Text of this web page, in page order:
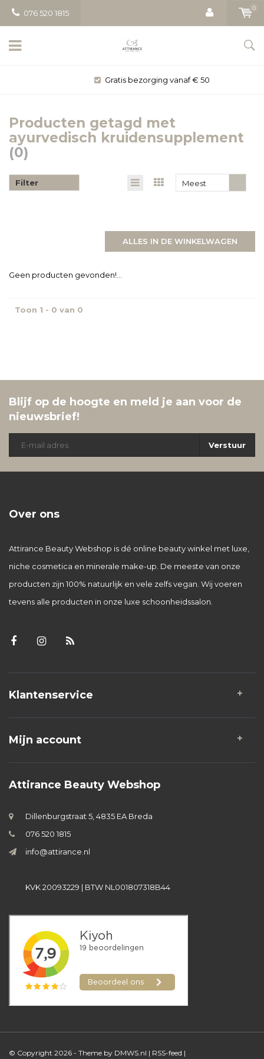
076 520 1815
0
Gratis bezorging vanaf € 50
Producten getagd met
ayurvedisch kruidensupplement
(0)
Filter
Meest
ALLES IN DE WINKELWAGEN
Geen producten gevonden!...
Toon 1 - 0 van 0
Blijf op de hoogte en meld je aan voor de
nieuwsbrief!
Verstuur
Over ons
Attirance Beauty Webshop is dé online beauty winkel met luxe,
niche cosmetica en minerale make-up. De meeste van onze
producten zijn 100% natuurlijk en vele zelfs vegan. Wij voeren
tevens alle producten in onze luxe schoonheidssalon.
Klantenservice
Mijn account
Attirance Beauty Webshop
Dillenburgstraat 5, 4835 EA Breda
076 520 1815
info@attirance.nl
KVK 20093229 | BTW NL001807318B44
© Copyright 2026 - Theme by DMWS.nl | RSS-feed |